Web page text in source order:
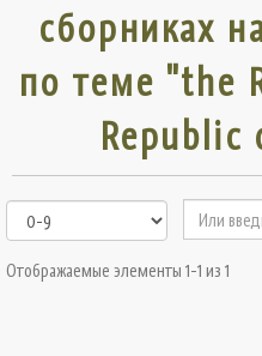
сборниках
по теме "the
Republic
Отображаемые элементы 1-1 из 1